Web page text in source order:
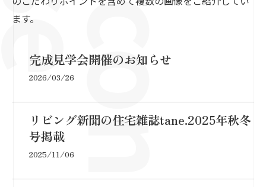
ます。
完成見学会開催のお知らせ
2026/03/26
リビング新聞の住宅雑誌tane.2025年秋冬
号掲載
2025/11/06